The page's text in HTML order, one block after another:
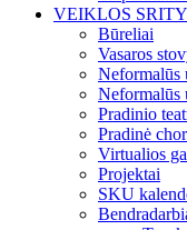
VEIKLOS
Būreliai
Vasaros
Neformalūs
Neformalūs
Pradinio
Pradinė
Virtualios
Projektai
SKU